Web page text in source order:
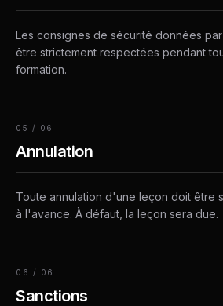
Les consignes de sécurité données
être strictement respectées pendant
formation.
05 / 06
Annulation
Toute annulation d'une leçon doit être
à l'avance. À défaut, la leçon sera due.
06 / 06
Sanctions